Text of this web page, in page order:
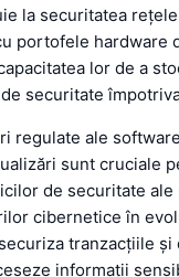
la securitatea
portofele hardware
lor de a
securitate
regulate ale
sunt cruciale
de securitate
cibernetice în
tranzacțiile
informații